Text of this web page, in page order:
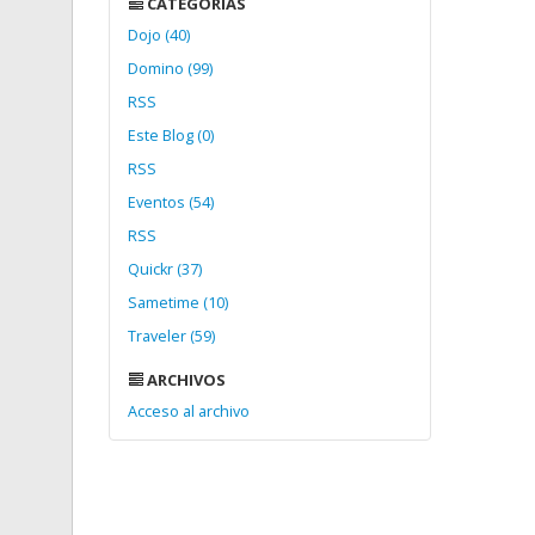
Dojo (40)
Domino (99)
RSS
Este Blog (0)
RSS
Eventos (54)
RSS
Quickr (37)
Sametime (10)
Traveler (59)
ARCHIVOS
Acceso al archivo